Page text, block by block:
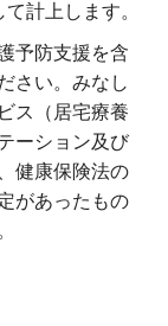
計上します。
予防支援を含
さい。みなし
ス（居宅療養
ーション及び
健康保険法の
があったもの